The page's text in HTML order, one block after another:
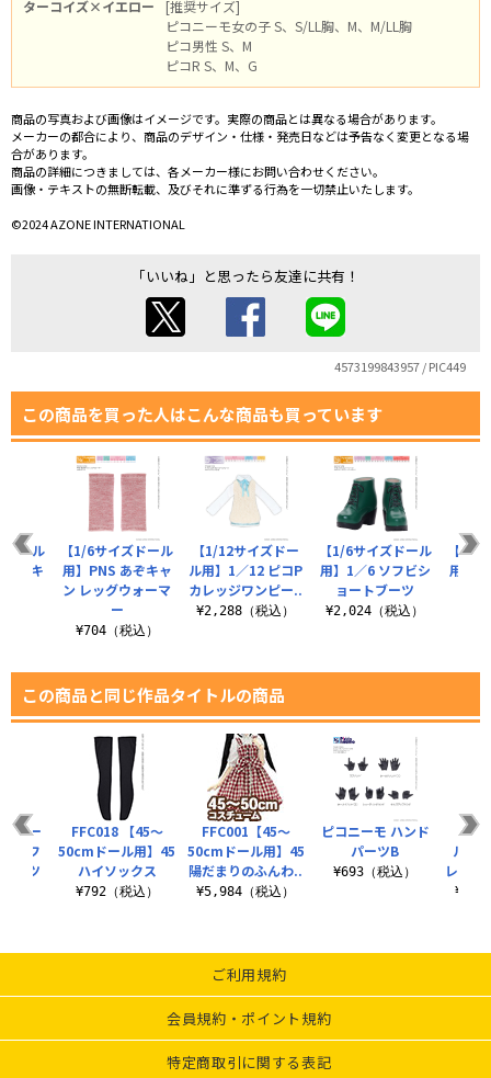
ターコイズ×イエロー
[推奨サイズ]
ピコニーモ女の子 S、S/LL胸、M、M/LL胸
ピコ男性 S、M
ピコR S、M、G
商品の写真および画像はイメージです。実際の商品とは異なる場合があります。
メーカーの都合により、商品のデザイン・仕様・発売日などは予告なく変更となる場
合があります。
商品の詳細につきましては、各メーカー様にお問い合わせください。
画像・テキストの無断転載、及びそれに準ずる行為を一切禁止いたします。
©2024 AZONE INTERNATIONAL
「いいね」と思ったら友達に共有！
4573199843957 / PIC449
この商品を買った人はこんな商品も買っています
【1/12サイズドー
ル用】1／12 ピコP
カレッジワンピー..
¥2,288（税込）
【1/6サイズドール
用】1／6 ソフビシ
ョートブーツ
¥2,024（税込）
【1/6
用】
ドール
トッキ
【1/6サイズドール
用】PNS あぞキャ
ン レッグウォーマ
ー
¥704（税込）
この商品と同じ作品タイトルの商品
FFC001【45～
50cmドール用】45
陽だまりのふんわ..
¥5,984（税込）
ピコニーモ ハンド
パーツB
¥693（税込）
【1/
ル用
レース
ドー
ソフ
ーツ
FFC018 【45～
50cmドール用】45
ハイソックス
¥792（税込）
ご利用規約
会員規約・ポイント規約
特定商取引に関する表記